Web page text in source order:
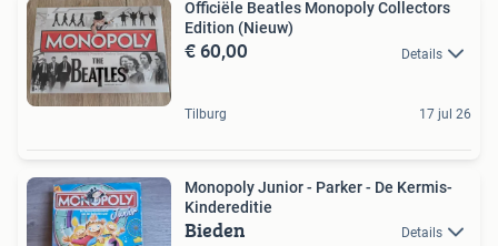
Officiële Beatles Monopoly Collectors
Edition (Nieuw)
€ 60,00 Details
Tilburg 17 jul 26
Monopoly Junior - Parker - De Kermis-
Kindereditie
Bieden Details